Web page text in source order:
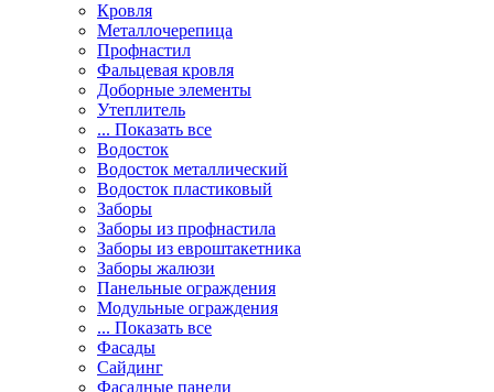
Кровля
Металлочерепица
Профнастил
Фальцевая кровля
Доборные элементы
Утеплитель
... Показать все
Водосток
Водосток металлический
Водосток пластиковый
Заборы
Заборы из профнастила
Заборы из евроштакетника
Заборы жалюзи
Панельные ограждения
Модульные ограждения
... Показать все
Фасады
Сайдинг
Фасадные панели